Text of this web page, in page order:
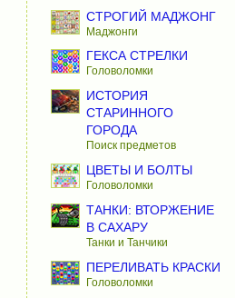
СТРОГИЙ МАДЖОНГ
Маджонги
ГЕКСА СТРЕЛКИ
Головоломки
ИСТОРИЯ
СТАРИННОГО
ГОРОДА
Поиск предметов
ЦВЕТЫ И БОЛТЫ
Головоломки
ТАНКИ: ВТОРЖЕНИЕ
В САХАРУ
Танки и Танчики
ПЕРЕЛИВАТЬ КРАСКИ
Головоломки